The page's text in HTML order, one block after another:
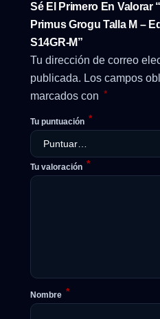
Sé El Primero En Valorar
Primus Grogu Talla M –
S14GR-M”
Tu dirección de correo
publicada. Los campos
marcados con *
Tu puntuación *
Tu valoración *
Nombre *